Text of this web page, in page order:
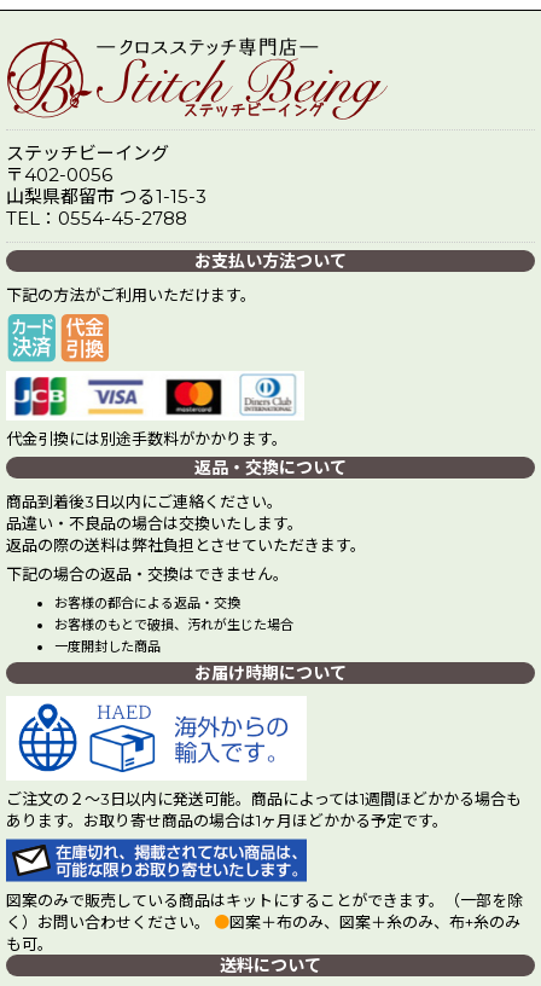
ステッチビーイング
〒402-0056
山梨県都留市 つる1-15-3
TEL：0554-45-2788
お支払い方法ついて
下記の方法がご利用いただけます。
代金引換には別途手数料がかかります。
返品・交換について
商品到着後3日以内にご連絡ください。
品違い・不良品の場合は交換いたします。
返品の際の送料は弊社負担とさせていただきます。
下記の場合の返品・交換はできません。
お客様の都合による返品・交換
お客様のもとで破損、汚れが生じた場合
一度開封した商品
お届け時期について
ご注文の２～3日以内に発送可能。商品によっては1週間ほどかかる場合も
あります。お取り寄せ商品の場合は1ヶ月ほどかかる予定です。
図案のみで販売している商品はキットにすることができます。（一部を除
く）お問い合わせください。 ●図案＋布のみ、図案＋糸のみ、布+糸のみ
も可。
送料について